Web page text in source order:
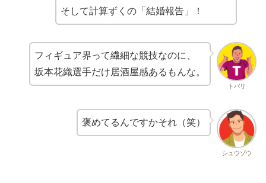
そして計算ずくの「結婚報告」！
トバリ
フィギュア界って繊細な競技なのに、
坂本花織選手だけ居酒屋感あるもんな。
シュウゾウ
褒めてるんですかそれ（笑）